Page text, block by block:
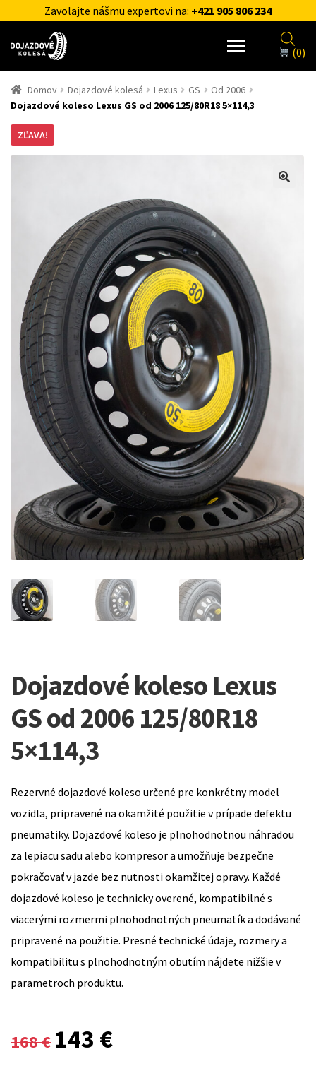
Zavolajte nášmu expertovi na: +421 905 806 234
(0)
Domov Dojazdové kolesá Lexus GS
Od 2006
Dojazdové koleso Lexus GS od 2006 125/80R18 5×114,3
ZĽAVA!
Dojazdové koleso Lexus
GS od 2006 125/80R18
5×114,3
Rezervné dojazdové koleso určené pre konkrétny model
vozidla, pripravené na okamžité použitie v prípade defektu
pneumatiky. Dojazdové koleso je plnohodnotnou náhradou
za lepiacu sadu alebo kompresor a umožňuje bezpečne
pokračovať v jazde bez nutnosti okamžitej opravy. Každé
dojazdové koleso je technicky overené, kompatibilné s
viacerými rozmermi plnohodnotných pneumatík a dodávané
pripravené na použitie. Presné technické údaje, rozmery a
kompatibilitu s plnohodnotným obutím nájdete nižšie v
parametroch produktu.
168€
Original
143 €